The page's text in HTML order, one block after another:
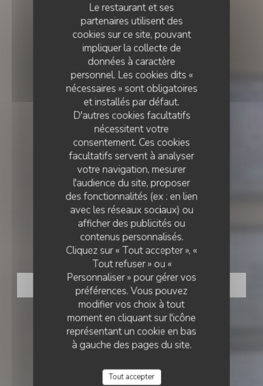
Le restaurant et ses
partenaires utilisent des
cookies sur ce site, pouvant
impliquer la collecte de
données à caractère
personnel. Les cookies dits «
nécessaires » sont obligatoires
et installés par défaut.
D'autres cookies facultatifs
nécessitent votre
consentement. Ces cookies
facultatifs servent à analyser
votre navigation, mesurer
l'audience du site, proposer
des fonctionnalités (ex : en lien
avec les réseaux sociaux) ou
afficher des publicités ou
contenus personnalisés.
Cliquez sur « Tout accepter », «
Tout refuser » ou «
Personnaliser » pour gérer vos
préférences. Vous pouvez
modifier vos choix à tout
moment en cliquant sur l'icône
représentant un cookie en bas
à gauche des pages du site.
Tout accepter
RESTAURANT DU TERROIR• BELVAUX
Madame Witzeg
RÉSERVER